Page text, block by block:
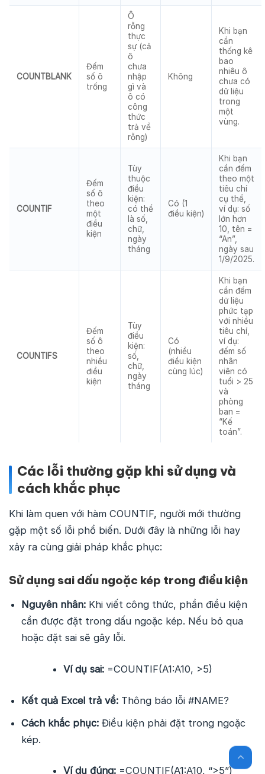
COUNTBLANK
Đếm
số ô
trống
Ô
rỗng
thực
sự (cả
ô
chưa
nhập
gì và
ô có
công
thức
trả về
rỗng)
Không
Khi bạn
cần
thống kê
bao
nhiêu ô
chưa có
dữ liệu
trong
một
vùng.
COUNTIF
Đếm
số ô
theo
một
điều
kiện
Tùy
thuộc
điều
kiện:
có thể
là số,
chữ,
ngày
tháng
Có (1
điều kiện)
Khi bạn
cần đếm
theo một
tiêu chí
cụ thể,
ví dụ: số
lớn hơn
10, tên =
“An”,
ngày sau
1/9/2025.
COUNTIFS
Đếm
số ô
theo
nhiều
điều
kiện
Tùy
điều
kiện:
số,
chữ,
ngày
tháng
Có
(nhiều
điều kiện
cùng lúc)
Khi bạn
cần đếm
dữ liệu
phức tạp
với nhiều
tiêu chí,
ví dụ:
đếm số
nhân
viên có
tuổi > 25
và
phòng
ban =
“Kế
toán”.
Các lỗi thường gặp khi sử dụng và
cách khắc phục
Khi làm quen với hàm COUNTIF, người mới thường
gặp một số lỗi phổ biến. Dưới đây là những lỗi hay
xảy ra cùng giải pháp khắc phục:
Sử dụng sai dấu ngoặc kép trong điều kiện
Nguyên nhân: Khi viết công thức, phần điều kiện
cần được đặt trong dấu ngoặc kép. Nếu bỏ qua
hoặc đặt sai sẽ gây lỗi.
Ví dụ sai: =COUNTIF(A1:A10, >5)
Kết quả Excel trả về: Thông báo lỗi #NAME?
Cách khắc phục: Điều kiện phải đặt trong ngoặc
kép.
Ví dụ đúng: =COUNTIF(A1:A10, “>5”)